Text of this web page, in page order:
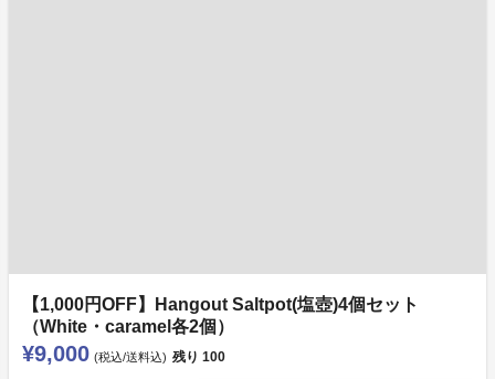
【1,000円OFF】Hangout Saltpot(塩壺)4個セット
（White・caramel各2個）
¥9,000 (税込/送料込) 残り 100